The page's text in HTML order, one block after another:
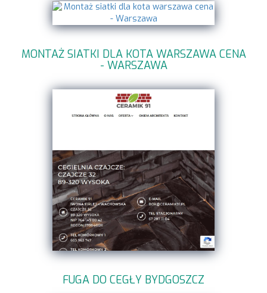
MONTAŻ SIATKI DLA KOTA WARSZAWA CENA
- WARSZAWA
FUGA DO CEGŁY BYDGOSZCZ